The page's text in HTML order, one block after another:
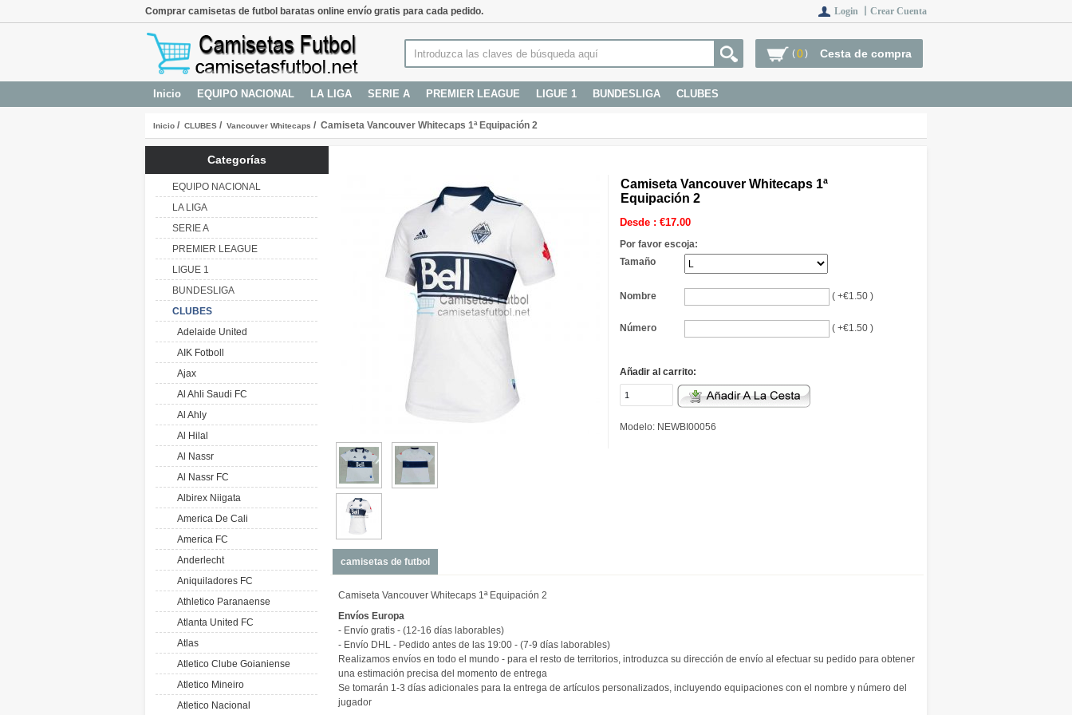
Comprar camisetas de futbol baratas online envío gratis para cada pedido. Login 丨 Crear Cuenta
(0) Cesta de compra
Inicio EQUIPO NACIONAL LA LIGA SERIE A PREMIER LEAGUE LIGUE 1 BUNDESLIGA CLUBES
Inicio / CLUBES / Vancouver Whitecaps / Camiseta Vancouver Whitecaps 1ª Equipación 2
Categorías
EQUIPO NACIONAL
LA LIGA
SERIE A
PREMIER LEAGUE
LIGUE 1
BUNDESLIGA
CLUBES
Adelaide United
AIK Fotboll
Ajax
Al Ahli Saudi FC
Al Ahly
Al Hilal
Al Nassr
Al Nassr FC
Albirex Niigata
America De Cali
America FC
Anderlecht
Aniquiladores FC
Athletico Paranaense
Atlanta United FC
Atlas
Atletico Clube Goianiense
Atletico Mineiro
Atletico Nacional
Camiseta Vancouver Whitecaps 1ª
Equipación 2
Desde : €17.00
Por favor escoja:
Tamaño
Nombre ( +€1.50 )
Número ( +€1.50 )
Añadir al carrito:
Modelo: NEWBI00056
camisetas de futbol
Camiseta Vancouver Whitecaps 1ª Equipación 2
Envíos Europa
- Envío gratis - (12-16 días laborables)
- Envío DHL - Pedido antes de las 19:00 - (7-9 días laborables)
Realizamos envíos en todo el mundo - para el resto de territorios, introduzca su dirección de envío al efectuar su pedido para obtener
una estimación precisa del momento de entrega
Se tomarán 1-3 días adicionales para la entrega de artículos personalizados, incluyendo equipaciones con el nombre y número del
jugador